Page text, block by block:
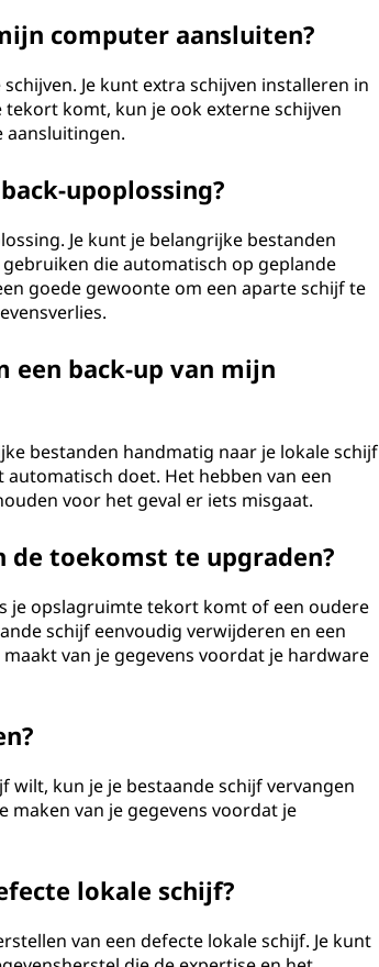
computer aansluiten?
Je kunt extra schijven installeren in
komt, kun je ook externe schijven
aansluitingen.
upoplossing?
Je kunt je belangrijke bestanden
die automatisch op geplande
goede gewoonte om een aparte schijf te
een back-up van mijn
bestanden handmatig naar je lokale schijf
doet. Het hebben van een
voor het geval er iets misgaat.
toekomst te upgraden?
je opslagruimte tekort komt of een oudere
schijf eenvoudig verwijderen en een
van je gegevens voordat je hardware
kun je je bestaande schijf vervangen
maken van je gegevens voordat je
lokale schijf?
van een defecte lokale schijf. Je kunt